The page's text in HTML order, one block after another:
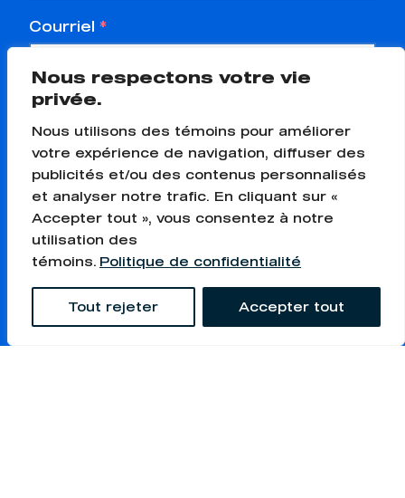
Nous respectons votre vie
privée.
Nous utilisons des témoins pour améliorer
votre expérience de navigation, diffuser des
publicités et/ou des contenus personnalisés
et analyser notre trafic. En cliquant sur «
Accepter tout », vous consentez à notre
utilisation des
témoins. Politique de confidentialité
Tout rejeter Accepter tout
Courriel *
Poste désiré*
Fabmec